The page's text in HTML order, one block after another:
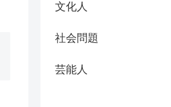
文化人
社会問題
芸能人